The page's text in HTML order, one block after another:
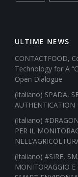
ULTIME NEWS
CONTACTFOOD,
Technology for A
Open Dialogue
(Italiano) SPADA,
AUTHENTICATION
(Italiano)
PER IL
(Italiano) #SIRE,
MONITORAGGIO E